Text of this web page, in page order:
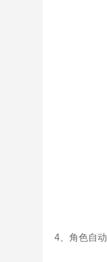
4、角色自